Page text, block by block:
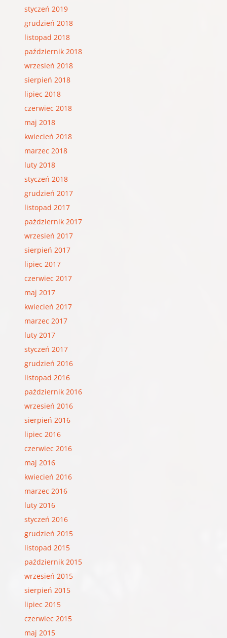
styczeń 2019
grudzień 2018
listopad 2018
październik 2018
wrzesień 2018
sierpień 2018
lipiec 2018
czerwiec 2018
maj 2018
kwiecień 2018
marzec 2018
luty 2018
styczeń 2018
grudzień 2017
listopad 2017
październik 2017
wrzesień 2017
sierpień 2017
lipiec 2017
czerwiec 2017
maj 2017
kwiecień 2017
marzec 2017
luty 2017
styczeń 2017
grudzień 2016
listopad 2016
październik 2016
wrzesień 2016
sierpień 2016
lipiec 2016
czerwiec 2016
maj 2016
kwiecień 2016
marzec 2016
luty 2016
styczeń 2016
grudzień 2015
listopad 2015
październik 2015
wrzesień 2015
sierpień 2015
lipiec 2015
czerwiec 2015
maj 2015